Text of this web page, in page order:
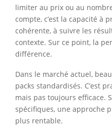
limiter au prix ou au
compte, c’est la capacité à
cohérente, à suivre les
contexte. Sur ce point, la
différence.
Dans le marché actuel,
packs standardisés. C’est
mais pas toujours efficace.
spécifiques, une approche
plus rentable.